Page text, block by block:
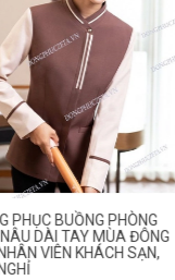
PHỤC BUỒNG PHÒNG
DÀI TAY MÙA ĐÔNG
VIÊN KHÁCH SẠN,